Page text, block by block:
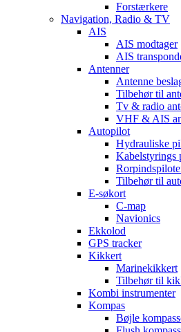
Forstærkere
Navigation, Radio & TV
AIS
AIS modtager
AIS
Antenner
Antenne
Tilbehør til
Tv & radio
VHF & AIS
Autopilot
Hydrauliske
Kabelstyrings
Tilbehør til
E-søkort
C-map
Navionics
Ekkolod
GPS tracker
Kikkert
Marinekikkert
Tilbehør til
Kombi instrumenter
Kompas
Bøjle